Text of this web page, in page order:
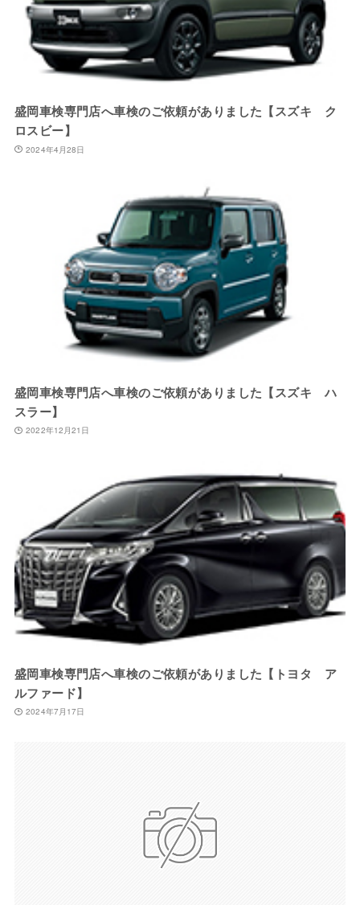
盛岡車検専門店へ車検のご依頼がありました【スズキ ク
ロスビー】
2024年4月28日
盛岡車検専門店へ車検のご依頼がありました【スズキ ハ
スラー】
2022年12月21日
盛岡車検専門店へ車検のご依頼がありました【トヨタ ア
ルファード】
2024年7月17日